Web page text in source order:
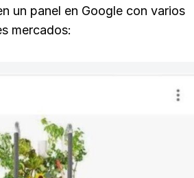
un panel en Google con varios
mercados: